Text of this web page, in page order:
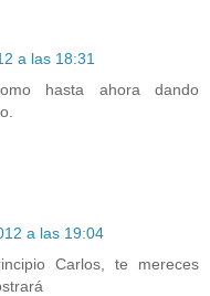
a las 18:31
hasta ahora dando
a las 19:04
Carlos, te mereces